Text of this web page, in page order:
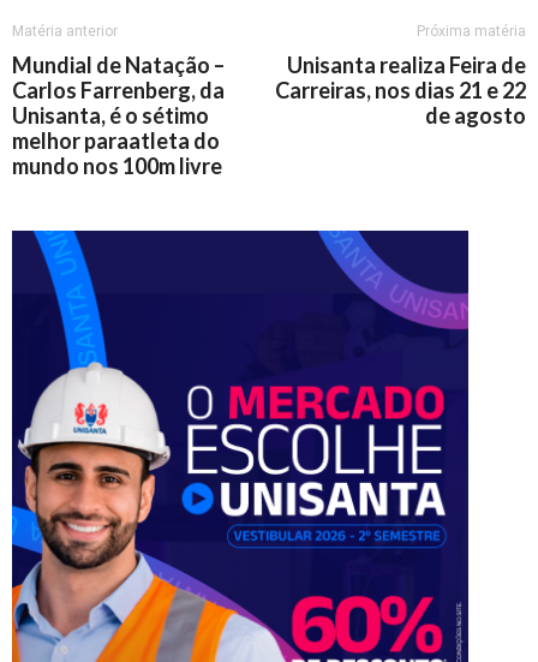
Matéria anterior
Mundial de Natação –
Carlos Farrenberg, da
Unisanta, é o sétimo
melhor paraatleta do
mundo nos 100m livre
Próxima matéria
Unisanta realiza Feira de
Carreiras, nos dias 21 e 22
de agosto